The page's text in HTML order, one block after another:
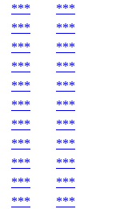
***
***
***
***
***
***
***
***
***
***
***
***
***
***
***
***
***
***
***
***
***
***